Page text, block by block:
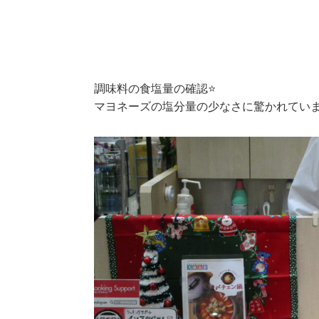
調味料の食塩量の確認⭐
マヨネーズの塩分量の少なさに驚かれてい